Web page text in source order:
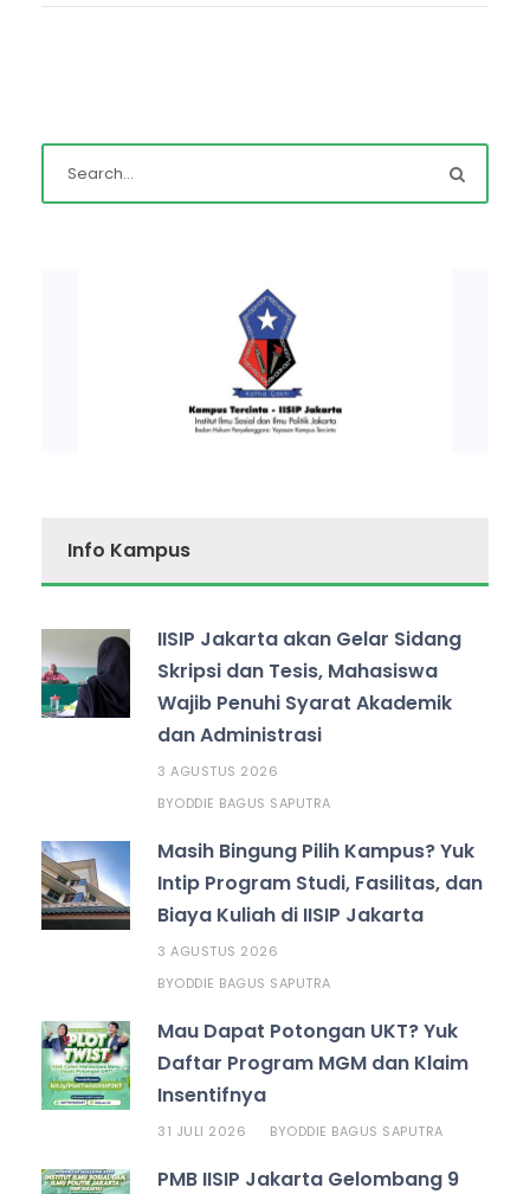
Info Kampus
IISIP Jakarta akan Gelar Sidang
Skripsi dan Tesis, Mahasiswa
Wajib Penuhi Syarat Akademik
dan Administrasi
3 AGUSTUS 2026
BYODDIE BAGUS SAPUTRA
Masih Bingung Pilih Kampus? Yuk
Intip Program Studi, Fasilitas, dan
Biaya Kuliah di IISIP Jakarta
3 AGUSTUS 2026
BYODDIE BAGUS SAPUTRA
Mau Dapat Potongan UKT? Yuk
Daftar Program MGM dan Klaim
Insentifnya
31 JULI 2026 BYODDIE BAGUS SAPUTRA
PMB IISIP Jakarta Gelombang 9